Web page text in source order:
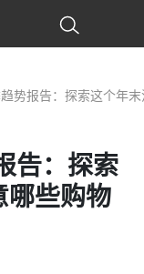
势报告：探索这个年
告：探索
哪些购物